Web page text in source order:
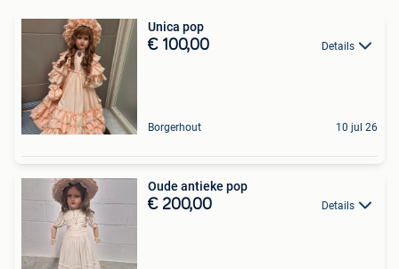
Unica pop
€ 100,00 Details
Borgerhout 10 jul 26
Oude antieke pop
€ 200,00 Details